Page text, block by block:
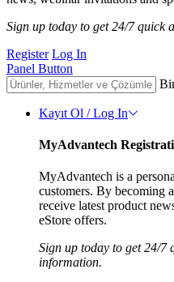
Sign up today to get 24/7 quick
Register Log In
Panel Button
Kayıt Ol / Log In
MyAdvantech
MyAdvantech is a
customers. By becoming
receive latest product
eStore offers.
Sign up today to get 24/7
information.